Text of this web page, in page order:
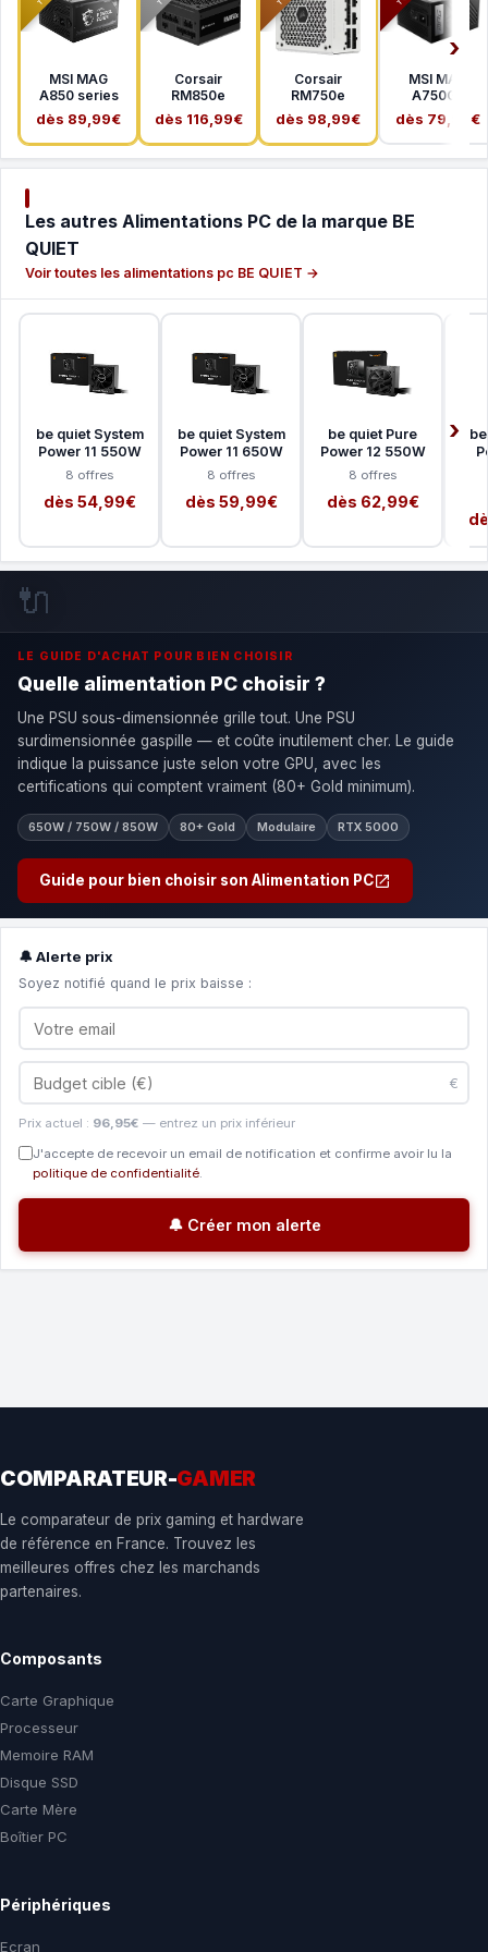
MSI MAG
A850 series
dès 89,99€
Corsair
RM850e
dès 116,99€
Corsair
RM750e
dès 98,99€
MSI MAG
A750GL
dès 79,99€
Les autres Alimentations PC de la marque BE
QUIET
Voir toutes les alimentations pc BE QUIET →
be quiet System
Power 11 550W
8 offres
dès 54,99€
be quiet System
Power 11 650W
8 offres
dès 59,99€
be quiet Pure
Power 12 550W
8 offres
dès 62,99€
🔌
LE GUIDE D'ACHAT POUR BIEN CHOISIR
Quelle alimentation PC choisir ?
Une PSU sous-dimensionnée grille tout. Une PSU
surdimensionnée gaspille — et coûte inutilement cher. Le guide
indique la puissance juste selon votre GPU, avec les
certifications qui comptent vraiment (80+ Gold minimum).
650W / 750W / 850W 80+ Gold Modulaire RTX 5000
Guide pour bien choisir son Alimentation PC
🔔 Alerte prix
Soyez notifié quand le prix baisse :
€
Prix actuel : 96,95€ — entrez un prix inférieur
J'accepte de recevoir un email de notification et confirme avoir lu la
politique de confidentialité.
🔔 Créer mon alerte
COMPARATEUR-GAMER
Le comparateur de prix gaming et hardware
de référence en France. Trouvez les
meilleures offres chez les marchands
partenaires.
Composants
Carte Graphique
Processeur
Memoire RAM
Disque SSD
Carte Mère
Boîtier PC
Périphériques
Ecran